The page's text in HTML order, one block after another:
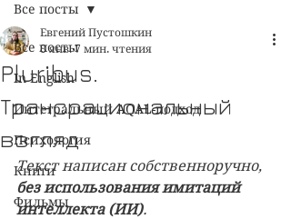
Все посты
In English
Интегральный AQAL-подход
Психология
Книги
Фильмы
Все посты
Pluribus.
Трансрациональный
взгляд
Евгений Пустошкин
8 янв. 7 мин. чтения
Текст написан собственноручно,
без использования имитаций
интеллекта (ИИ).